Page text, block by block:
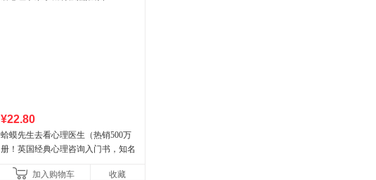
¥22.80
蛤蟆先生去看心理医生（热销500万
册！英国经典心理咨询入门书，知名
加入购物车
收藏